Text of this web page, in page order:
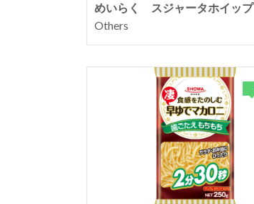
めいらく スジャータホイップ
Others